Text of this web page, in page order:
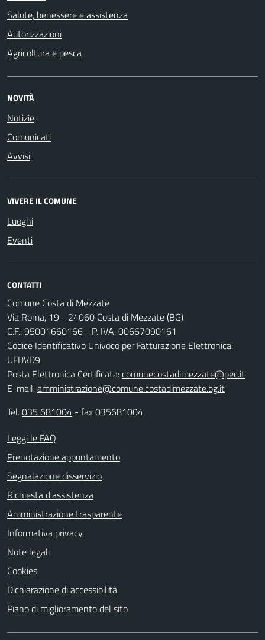
Salute, benessere e assistenza
Autorizzazioni
Agricoltura e pesca
NOVITÀ
Notizie
Comunicati
Avvisi
VIVERE IL COMUNE
Luoghi
Eventi
CONTATTI
Comune Costa di Mezzate
Via Roma, 19 - 24060 Costa di Mezzate (BG)
C.F.: 95001660166 - P. IVA: 00667090161
Codice Identificativo Univoco per Fatturazione Elettronica:
UFDVD9
Posta Elettronica Certificata:comunecostadimezzate@pec.it
E-mail:amministrazione@comune.costadimezzate.bg.it
Tel.035 681004 - fax 035681004
Leggi le FAQ
Prenotazione appuntamento
Segnalazione disservizio
Richiesta d'assistenza
Amministrazione trasparente
Informativa privacy
Note legali
Cookies
Dichiarazione di accessibilità
Piano di miglioramento del sito